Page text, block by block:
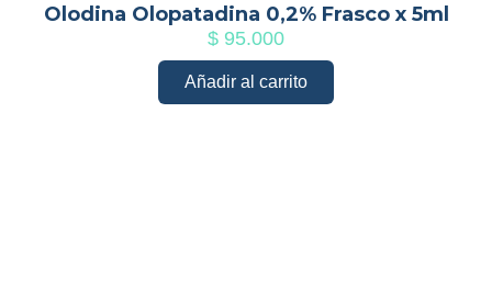
Olodina Olopatadina 0,2% Frasco x 5ml
$ 95.000
Añadir al carrito